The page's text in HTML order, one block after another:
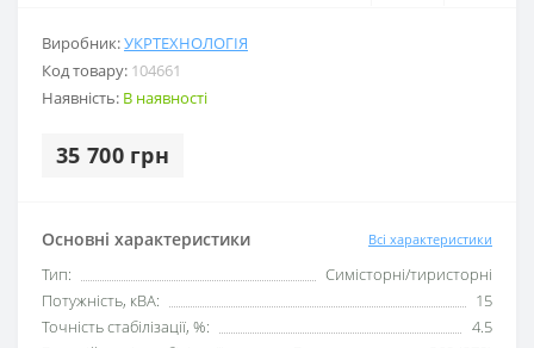
Виробник:УКРТЕХНОЛОГІЯ
Код товару: 104661
Наявність: В наявності
35 700 грн
Основні характеристики Всі характеристики
Тип:
Симісторні/тиристорні
Потужність, кВА:
15
Точність стабілізації, %:
4.5